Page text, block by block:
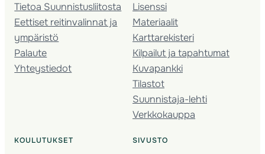
Tietoa Suunnistusliitosta
Eettiset reitinvalinnat ja
ympäristö
Palaute
Yhteystiedot
Lisenssi
Materiaalit
Karttarekisteri
Kilpailut ja tapahtumat
Kuvapankki
Tilastot
Suunnistaja-lehti
Verkkokauppa
KOULUTUKSET SIVUSTO